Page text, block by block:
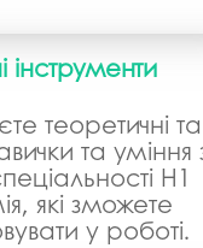
інструменти
теоретичні та
та уміння
H1
які зможете
у роботі.